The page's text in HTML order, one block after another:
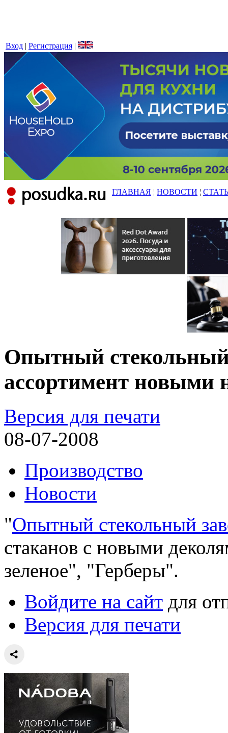
Вход | Регистрация |
ГЛАВНАЯ ¦ НОВОСТИ ¦
Опытный
ассортимент новыми
Версия для печати
08-07-2008
Производство
Новости
"Опытный стекольный
стаканов с новыми
зеленое", "Герберы".
Войдите на сайт для
Версия для печати